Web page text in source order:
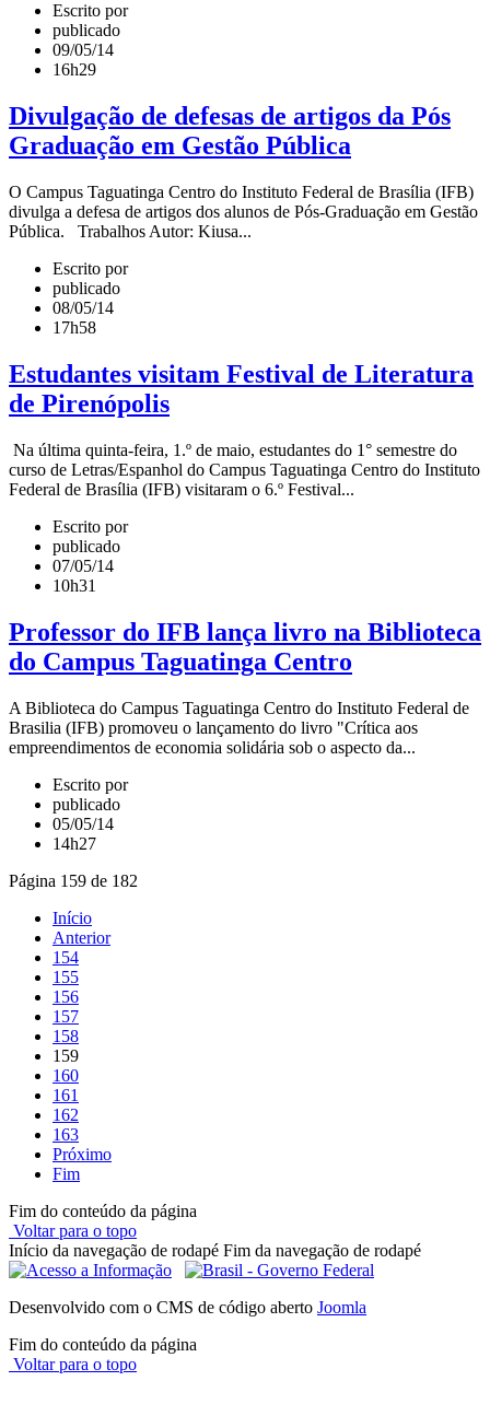
Escrito por
publicado
09/05/14
16h29
Divulgação de defesas de artigos da Pós
Graduação em Gestão Pública
O Campus Taguatinga Centro do Instituto Federal de Brasília (IFB)
divulga a defesa de artigos dos alunos de Pós-Graduação em Gestão
Pública. Trabalhos Autor: Kiusa...
Escrito por
publicado
08/05/14
17h58
Estudantes visitam Festival de Literatura
de Pirenópolis
Na última quinta-feira, 1.º de maio, estudantes do 1° semestre do
curso de Letras/Espanhol do Campus Taguatinga Centro do Instituto
Federal de Brasília (IFB) visitaram o 6.º Festival...
Escrito por
publicado
07/05/14
10h31
Professor do IFB lança livro na Biblioteca
do Campus Taguatinga Centro
A Biblioteca do Campus Taguatinga Centro do Instituto Federal de
Brasilia (IFB) promoveu o lançamento do livro "Crítica aos
empreendimentos de economia solidária sob o aspecto da...
Escrito por
publicado
05/05/14
14h27
Página 159 de 182
Início
Anterior
154
155
156
157
158
159
160
161
162
163
Próximo
Fim
Fim do conteúdo da página
Voltar para o topo
Início da navegação de rodapé Fim da navegação de rodapé
Desenvolvido com o CMS de código aberto Joomla
Fim do conteúdo da página
Voltar para o topo